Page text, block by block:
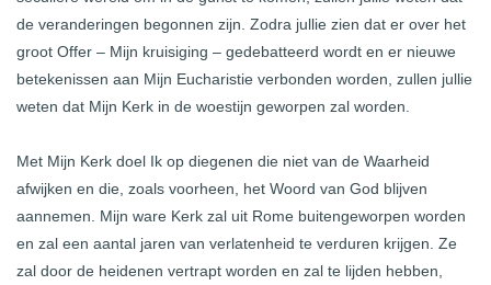
de veranderingen begonnen zijn. Zodra jullie zien dat er over het
groot Offer – Mijn kruisiging – gedebatteerd wordt en er nieuwe
betekenissen aan Mijn Eucharistie verbonden worden, zullen jullie
weten dat Mijn Kerk in de woestijn geworpen zal worden.
Met Mijn Kerk doel Ik op diegenen die niet van de Waarheid
afwijken en die, zoals voorheen, het Woord van God blijven
aannemen. Mijn ware Kerk zal uit Rome buitengeworpen worden
en zal een aantal jaren van verlatenheid te verduren krijgen. Ze
zal door de heidenen vertrapt worden en zal te lijden hebben,